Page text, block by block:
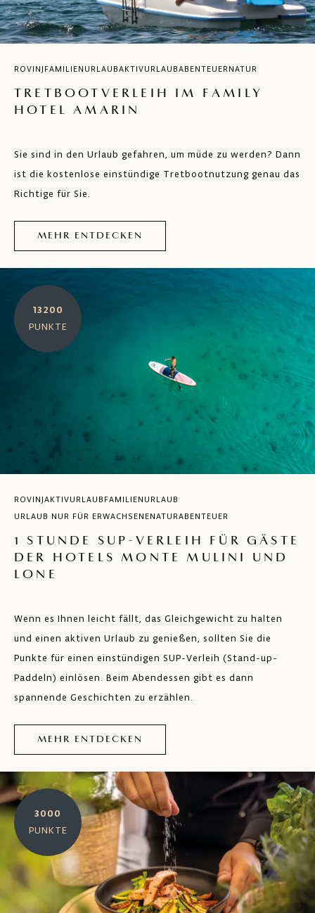
ROVINJ FAMILIENURLAUBAKTIVURLAUBABENTEUER NATUR
TRETBOOTVERLEIH IM FAMILY
HOTEL AMARIN
Sie sind in den Urlaub gefahren, um müde zu werden? Dann
ist die kostenlose einstündige Tretbootnutzung genau das
Richtige für Sie.
MEHR ENTDECKEN
13200
PUNKTE
ROVINJAKTIVURLAUB FAMILIENURLAUB
URLAUB NUR FÜR ERWACHSENENATURABENTEUER
1 STUNDE SUP-VERLEIH FÜR GÄSTE
DER HOTELS MONTE MULINI UND
LONE
Wenn es Ihnen leicht fällt, das Gleichgewicht zu halten
und einen aktiven Urlaub zu genießen, sollten Sie die
Punkte für einen einstündigen SUP-Verleih (Stand-up-
Paddeln) einlösen. Beim Abendessen gibt es dann
spannende Geschichten zu erzählen.
MEHR ENTDECKEN
3000
PUNKTE